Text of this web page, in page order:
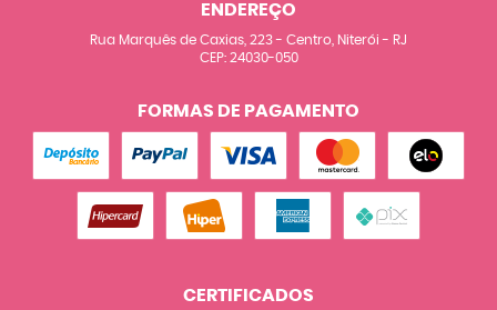
ENDEREÇO
Rua Marquês de Caxias, 223- Centro, Niterói - RJ
CEP: 24030-050
FORMAS DE PAGAMENTO
CERTIFICADOS